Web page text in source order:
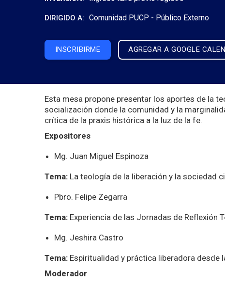
DIRIGIDO A: Comunidad PUCP - Público Externo
INSCRIBIRME AGREGAR A GOOGLE
Esta mesa propone presentar los aportes de la
socialización donde la comunidad y la
crítica de la praxis histórica a la luz de la fe.
Expositores
Mg. Juan Miguel Espinoza
Tema: La teología de la liberación y la sociedad
Pbro. Felipe Zegarra
Tema: Experiencia de las Jornadas de Reflexión
Mg. Jeshira Castro
Tema: Espiritualidad y práctica liberadora desde
Moderador